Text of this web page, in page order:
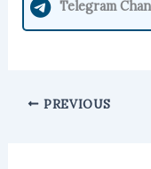
Telegram
PREVIOUS